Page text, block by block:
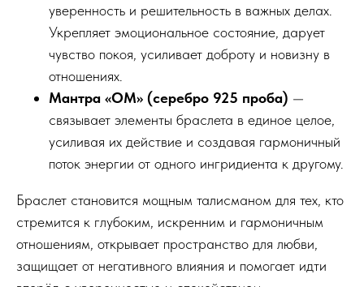
уверенность и решительность в важных делах.
Укрепляет эмоциональное состояние, дарует
чувство покоя, усиливает доброту и новизну в
отношениях.
Мантра «ОМ» (серебро 925 проба) —
связывает элементы браслета в единое целое,
усиливая их действие и создавая гармоничный
поток энергии от одного ингридиента к другому.
Браслет становится мощным талисманом для тех, кто
стремится к глубоким, искренним и гармоничным
отношениям, открывает пространство для любви,
защищает от негативного влияния и помогает идти